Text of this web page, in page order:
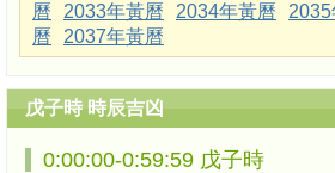
曆
2033年黃曆 2034年黃曆
曆
2037年黃曆
戊子時 時辰吉凶
0:00:00-0:59:59 戊子時